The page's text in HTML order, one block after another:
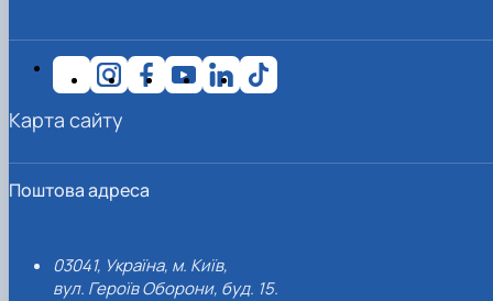
Поштова адреса
03041, Україна, м. Київ,
вул. Героїв Оборони, буд. 15.
Карта сайту